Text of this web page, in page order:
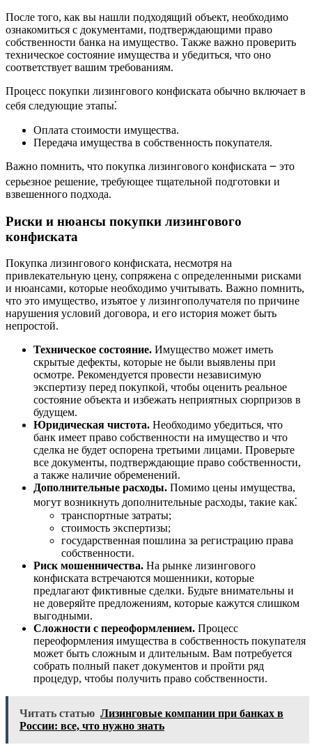
После того, как вы нашли подходящий объект, необходимо
ознакомиться с документами, подтверждающими право
собственности банка на имущество. Также важно проверить
техническое состояние имущества и убедиться, что оно
соответствует вашим требованиям.
Процесс покупки лизингового конфиската обычно включает в
себя следующие этапы⁚
Оплата стоимости имущества.
Передача имущества в собственность покупателя.
Важно помнить, что покупка лизингового конфиската ౼ это
серьезное решение, требующее тщательной подготовки и
взвешенного подхода.
Риски и нюансы покупки лизингового
конфиската
Покупка лизингового конфиската, несмотря на
привлекательную цену, сопряжена с определенными рисками
и нюансами, которые необходимо учитывать. Важно помнить,
что это имущество, изъятое у лизингополучателя по причине
нарушения условий договора, и его история может быть
непростой.
Техническое состояние. Имущество может иметь
скрытые дефекты, которые не были выявлены при
осмотре. Рекомендуется провести независимую
экспертизу перед покупкой, чтобы оценить реальное
состояние объекта и избежать неприятных сюрпризов в
будущем.
Юридическая чистота. Необходимо убедиться, что
банк имеет право собственности на имущество и что
сделка не будет оспорена третьими лицами. Проверьте
все документы, подтверждающие право собственности,
а также наличие обременений.
Дополнительные расходы. Помимо цены имущества,
могут возникнуть дополнительные расходы, такие как⁚
транспортные затраты;
стоимость экспертизы;
государственная пошлина за регистрацию права
собственности.
Риск мошенничества. На рынке лизингового
конфиската встречаются мошенники, которые
предлагают фиктивные сделки. Будьте внимательны и
не доверяйте предложениям, которые кажутся слишком
выгодными.
Сложности с переоформлением. Процесс
переоформления имущества в собственность покупателя
может быть сложным и длительным. Вам потребуется
собрать полный пакет документов и пройти ряд
процедур, чтобы получить право собственности.
Читать статью Лизинговые компании при банках в
России: все, что нужно знать